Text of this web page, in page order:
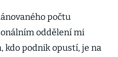
počtu
oddělení mi
kdo podnik opustí, je na